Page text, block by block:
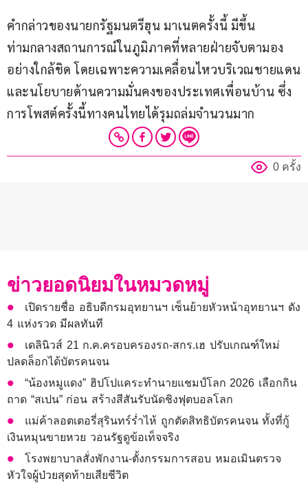
คำกล่าวของนายกรัฐมนตรีฮุน มาเนตครั้งนี้ มีขึ้น
ท่ามกลางสถานการณ์ในภูมิภาคที่หลายฝ่ายจับตามอง
อย่างใกล้ชิด โดยเฉพาะความเคลื่อนไหวบริเวณชายแดน
และนโยบายด้านความมั่นคงของประเทศเพื่อนบ้าน ซึ่ง
การโพสต์ครั้งนี้ทางคนไทยได้รุมถล่มจำนวนมาก
0 ครั้ง
ข่าวยอดนิยมในหมวดหมู่
เปิดรายชื่อ อธิบดีกรมอุทยานฯ เซ็นย้ายหัวหน้าอุทยานฯ ดัง
4 แห่งรวด มีผลทันที
เดลินิวส์ 21 ก.ค.ครอบครองรถ-สกร.เฮ ปรับเกณฑ์ใหม่
ปลดล็อกได้บัตรคนจน
“น้องหมูแดง” ฮิปโปแคระทำนายแชมป์โลก 2026 เลือกกิน
ถาด “สเปน” ก่อน สร้างสีสันรับนัดชิงฟุตบอลโลก
แม่ค้าลอตเตอรี่สุรินทร์ร่ำไห้ ถูกตัดสิทธิบัตรคนจน ทั้งที่กู้
เงินหมุนขายหวย วอนรัฐดูข้อเท็จจริง
โรงพยาบาลสั่งพักงาน-ตั้งกรรมการสอบ หมอเมินตรวจ
หัวใจผู้ป่วยสุดท้ายเสียชีวิต